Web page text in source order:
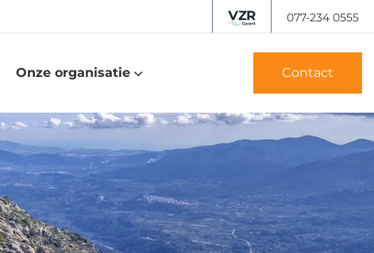
077-234 0555
Onze organisatie Contact